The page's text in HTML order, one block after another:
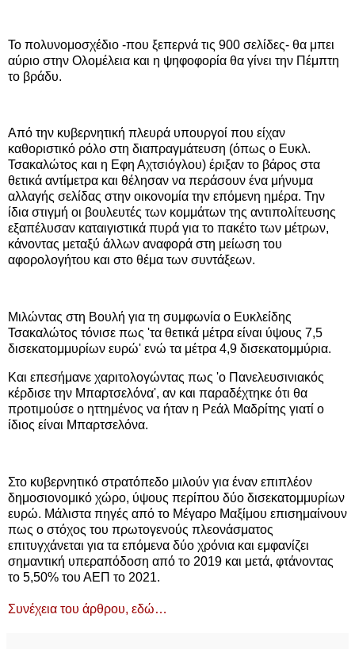
Το πολυνομοσχέδιο -που ξεπερνά τις 900 σελίδες- θα μπει
αύριο στην Ολομέλεια και η ψηφοφορία θα γίνει την Πέμπτη
το βράδυ.
Από την κυβερνητική πλευρά υπουργοί που είχαν
καθοριστικό ρόλο στη διαπραγμάτευση (όπως ο Ευκλ.
Τσακαλώτος και η Εφη Αχτσιόγλου) έριξαν το βάρος στα
θετικά αντίμετρα και θέλησαν να περάσουν ένα μήνυμα
αλλαγής σελίδας στην οικονομία την επόμενη ημέρα. Την
ίδια στιγμή οι βουλευτές των κομμάτων της αντιπολίτευσης
εξαπέλυσαν καταιγιστικά πυρά για το πακέτο των μέτρων,
κάνοντας μεταξύ άλλων αναφορά στη μείωση του
αφορολογήτου και στο θέμα των συντάξεων.
Μιλώντας στη Βουλή για τη συμφωνία ο Ευκλείδης
Τσακαλώτος τόνισε πως 'τα θετικά μέτρα είναι ύψους 7,5
δισεκατομμυρίων ευρώ' ενώ τα μέτρα 4,9 δισεκατομμύρια.
Και επεσήμανε χαριτολογώντας πως 'ο Πανελευσινιακός
κέρδισε την Μπαρτσελόνα', αν και παραδέχτηκε ότι θα
προτιμούσε ο ηττημένος να ήταν η Ρεάλ Μαδρίτης γιατί ο
ίδιος είναι Μπαρτσελόνα.
Στο κυβερνητικό στρατόπεδο μιλούν για έναν επιπλέον
δημοσιονομικό χώρο, ύψους περίπου δύο δισεκατομμυρίων
ευρώ. Μάλιστα πηγές από το Μέγαρο Μαξίμου επισημαίνουν
πως ο στόχος του πρωτογενούς πλεονάσματος
επιτυγχάνεται για τα επόμενα δύο χρόνια και εμφανίζει
σημαντική υπεραπόδοση από το 2019 και μετά, φτάνοντας
το 5,50% του ΑΕΠ το 2021.
Συνέχεια του άρθρου, εδώ…